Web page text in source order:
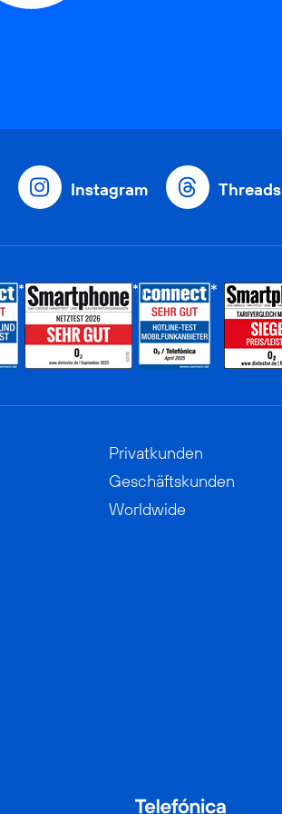
Instagram Threads
Privatkunden
Geschäftskunden
Worldwide